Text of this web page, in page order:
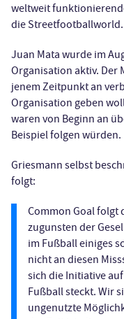
weltweit
die Streetfootballworld.
Juan Mata wurde im
Organisation aktiv. Der
jenem Zeitpunkt an
Organisation geben
waren von Beginn an
Beispiel folgen würden.
Griesmann selbst
folgt:
Common Goal folgt
zugunsten der
im Fußball einiges
nicht an diesen
sich die Initiative
Fußball steckt. Wir
ungenutzte